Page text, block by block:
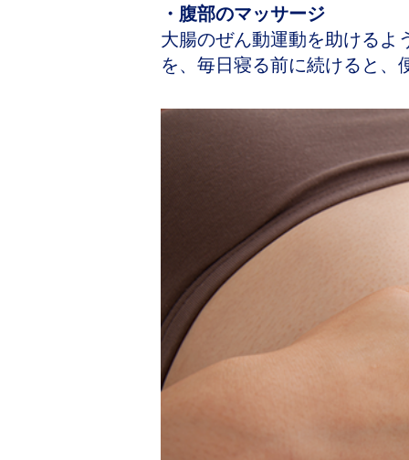
・腹部のマッサージ
大腸のぜん動運動を助ける
を、毎日寝る前に続けると、